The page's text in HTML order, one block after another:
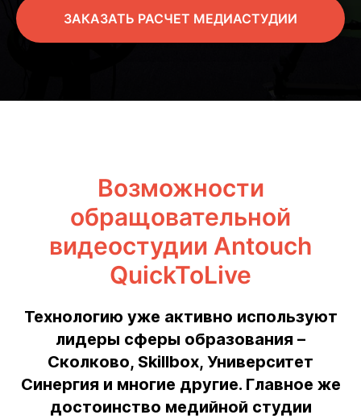
ЗАКАЗАТЬ РАСЧЕТ МЕДИАСТУДИИ
Возможности
обращовательной
видеостудии Antouch
QuickToLive
Технологию уже активно используют
лидеры сферы образования –
Сколково, Skillbox, Университет
Синергия и многие другие. Главное же
достоинство медийной студии